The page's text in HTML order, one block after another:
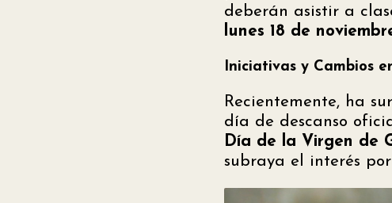
deberán asistir a
lunes 18 de
Iniciativas y Cambios
Recientemente, ha
día de descanso
Día de la Virgen de
subraya el interés